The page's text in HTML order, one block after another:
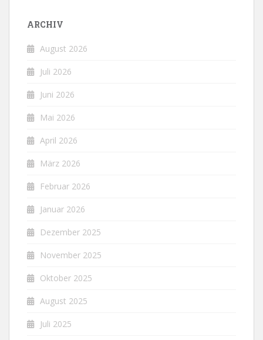
ARCHIV
August 2026
Juli 2026
Juni 2026
Mai 2026
April 2026
März 2026
Februar 2026
Januar 2026
Dezember 2025
November 2025
Oktober 2025
August 2025
Juli 2025